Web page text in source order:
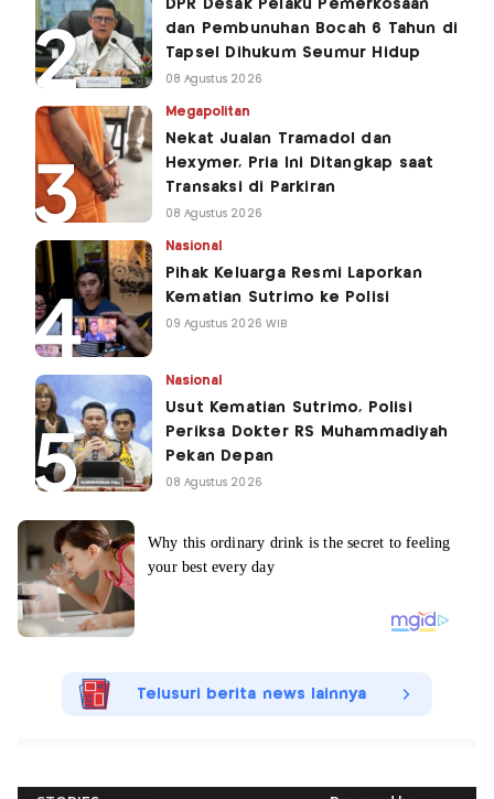
DPR Desak Pelaku Pemerkosaan
dan Pembunuhan Bocah 6 Tahun di
Tapsel Dihukum Seumur Hidup
08 Agustus 2026
Megapolitan
Nekat Jualan Tramadol dan
Hexymer, Pria Ini Ditangkap saat
Transaksi di Parkiran
08 Agustus 2026
Nasional
Pihak Keluarga Resmi Laporkan
Kematian Sutrimo ke Polisi
09 Agustus 2026 WIB
Nasional
Usut Kematian Sutrimo, Polisi
Periksa Dokter RS Muhammadiyah
Pekan Depan
08 Agustus 2026
Telusuri berita news lainnya